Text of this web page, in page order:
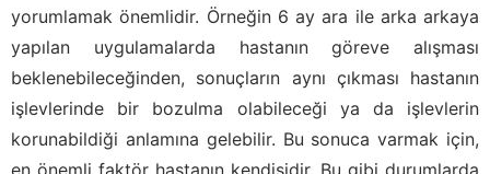
yorumlamak önemlidir. Örneğin 6 ay ara ile arka arkaya
yapılan uygulamalarda hastanın göreve alışması
beklenebileceğinden, sonuçların aynı çıkması hastanın
işlevlerinde bir bozulma olabileceği ya da işlevlerin
korunabildiği anlamına gelebilir. Bu sonuca varmak için,